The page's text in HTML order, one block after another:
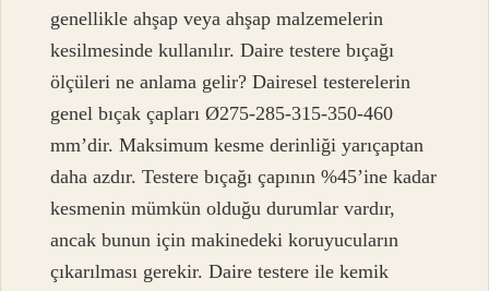
genellikle ahşap veya ahşap malzemelerin
kesilmesinde kullanılır. Daire testere bıçağı
ölçüleri ne anlama gelir? Dairesel testerelerin
genel bıçak çapları Ø275-285-315-350-460
mm’dir. Maksimum kesme derinliği yarıçaptan
daha azdır. Testere bıçağı çapının %45’ine kadar
kesmenin mümkün olduğu durumlar vardır,
ancak bunun için makinedeki koruyucuların
çıkarılması gerekir. Daire testere ile kemik